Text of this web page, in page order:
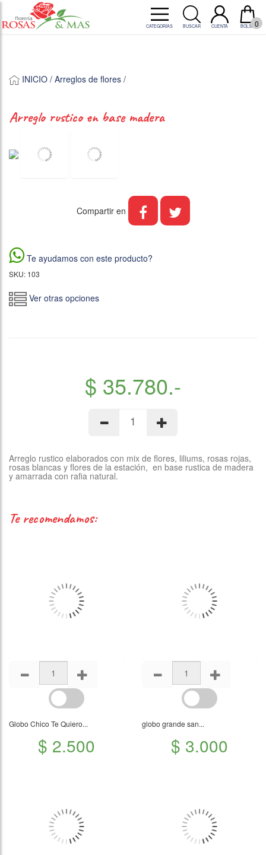
BOLSA 0
CUENTA
BUSCAR
CATEGORÍAS
INICIO / Arreglos de flores /
arreglo rustico en base madera
Compartir en
Te ayudamos con este producto?
SKU: 103
Ver otras opciones
$ 35.780.-
Arreglo rustico elaborados con mix de flores, liliums, rosas rojas,
rosas blancas y flores de la estación, en base rustica de madera
y amarrada con rafia natural.
te recomendamos:
Globo Chico Te Quiero...
$ 2.500
globo grande san...
$ 3.000